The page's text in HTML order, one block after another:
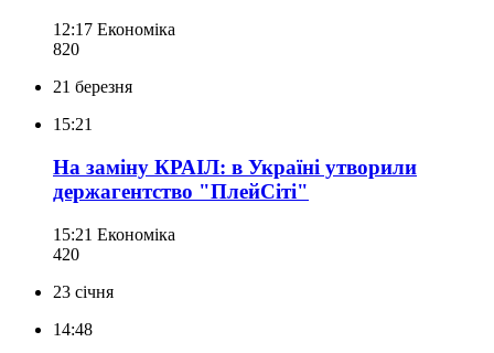
12:17 Економіка
820
21 березня
15:21
На заміну КРАІЛ: в Україні утворили
держагентство "ПлейСіті"
15:21 Економіка
420
23 січня
14:48